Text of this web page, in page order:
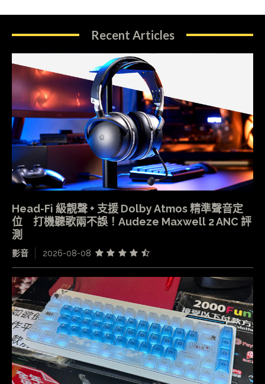
Recent Articles
Head-Fi 級靚聲 + 支援 Dolby Atmos 精準聲音定
位 打機聽歌兩不誤！Audeze Maxwell 2 ANC 評
測
影音 2026-08-08